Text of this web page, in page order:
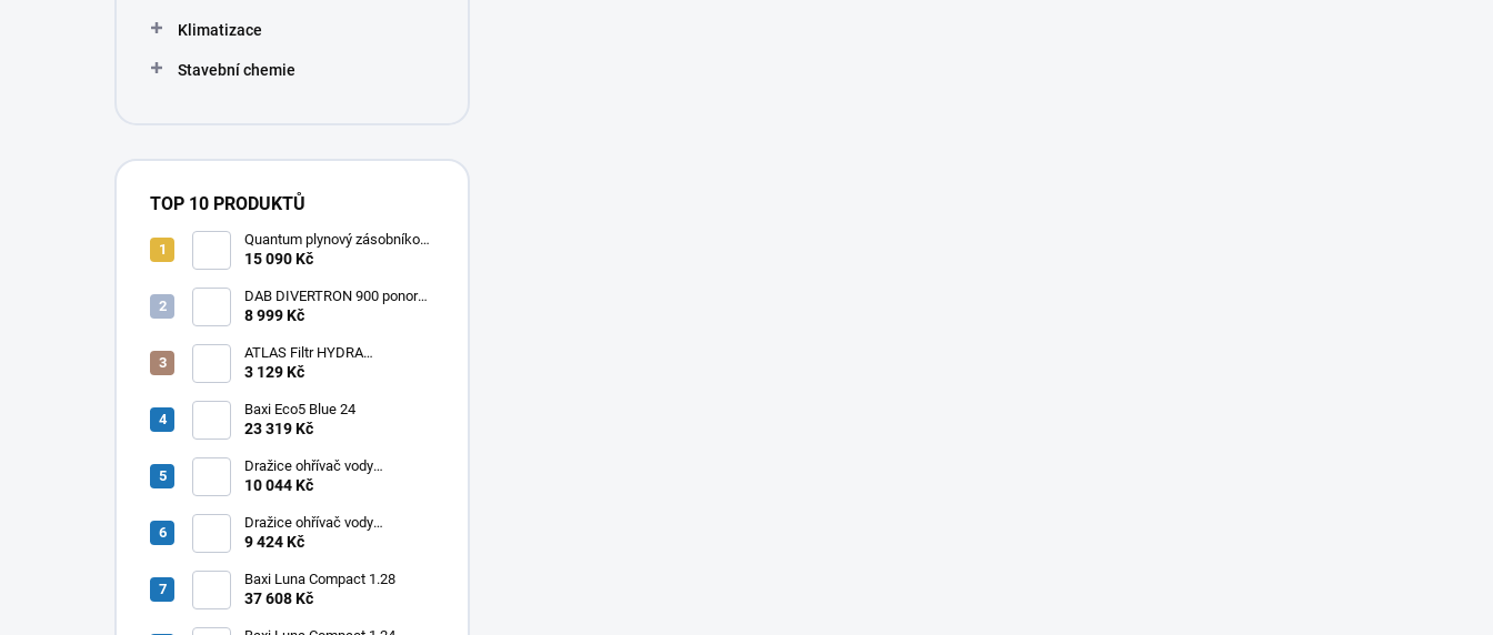
Klimatizace
Stavební chemie
TOP 10 PRODUKTŮ
Quantum plynový zásobníkový
ohřívač Q7 EU 30 NORS/E 115l
15 090 Kč
DAB DIVERTRON 900 ponorné
6" čerpadlo do vrtů a studní
8 999 Kč
ATLAS Filtr HYDRA
RAINMASTER TRIO RSH 1" +
3 129 Kč
Baxi Eco5 Blue 24
23 319 Kč
Dražice ohřívač vody
elektrický svislý OKHE ONE/E
10 044 Kč
Dražice ohřívač vody
elektrický svislý OKHE ONE/E
9 424 Kč
Baxi Luna Compact 1.28
37 608 Kč